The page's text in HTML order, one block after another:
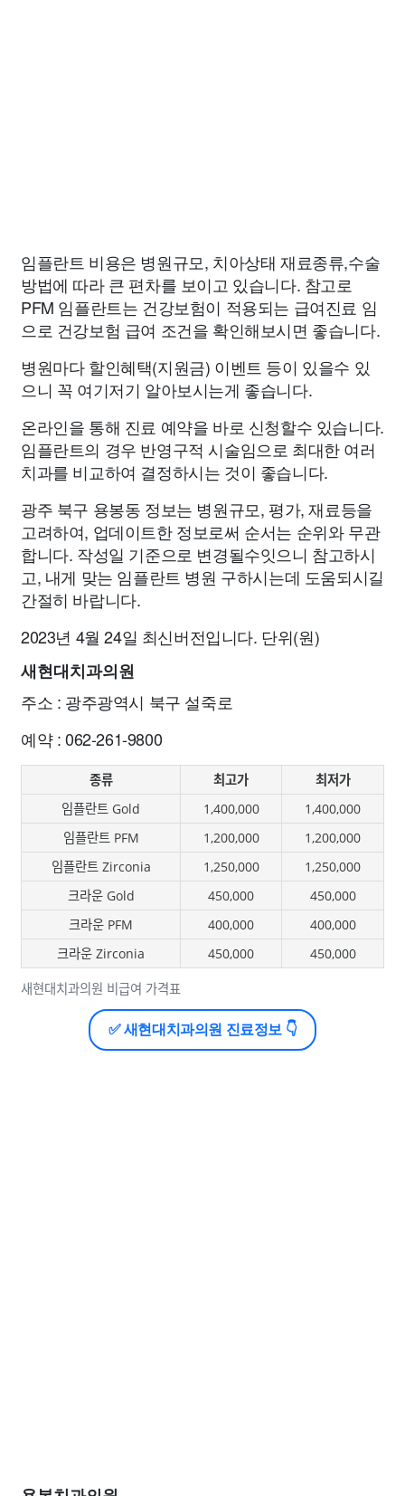
임플란트 비용은 병원규모, 치아상태 재료종류,수술
방법에 따라 큰 편차를 보이고 있습니다. 참고로
PFM 임플란트는 건강보험이 적용되는 급여진료 임
으로 건강보험 급여 조건을 확인해보시면 좋습니다.
병원마다 할인혜택(지원금) 이벤트 등이 있을수 있
으니 꼭 여기저기 알아보시는게 좋습니다.
온라인을 통해 진료 예약을 바로 신청할수 있습니다.
임플란트의 경우 반영구적 시술임으로 최대한 여러
치과를 비교하여 결정하시는 것이 좋습니다.
광주 북구 용봉동 정보는 병원규모, 평가, 재료등을
고려하여, 업데이트한 정보로써 순서는 순위와 무관
합니다. 작성일 기준으로 변경될수잇으니 참고하시
고, 내게 맞는 임플란트 병원 구하시는데 도움되시길
간절히 바랍니다.
2023년 4월 24일 최신버전입니다. 단위(원)
새현대치과의원
주소 : 광주광역시 북구 설죽로
예약 : 062-261-9800
새현대치과의원 비급여 가격표
종류 최고가
최저가
임플란트 Gold
1,400,000
1,400,000
임플란트 PFM
1,200,000
1,200,000
임플란트 Zirconia
1,250,000
1,250,000
크라운 Gold
450,000
450,000
크라운 PFM
400,000
400,000
크라운 Zirconia
450,000 450,000
✅ 새현대치과의원 진료정보 👇